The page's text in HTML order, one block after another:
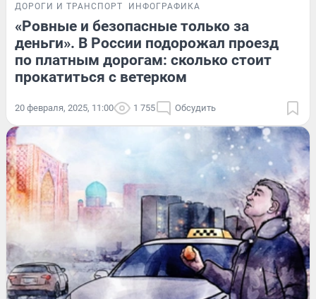
ДОРОГИ И ТРАНСПОРТ ИНФОГРАФИКА
«Ровные и безопасные только за
деньги». В России подорожал проезд
по платным дорогам: сколько стоит
прокатиться с ветерком
20 февраля, 2025, 11:00 1 755 Обсудить